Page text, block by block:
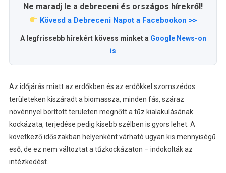
Ne maradj le a debreceni és országos hírekről!
Kövesd a Debreceni Napot a Facebookon >>
A legfrissebb hírekért kövess minket a Google News-on
is
Az időjárás miatt az erdőkben és az erdőkkel szomszédos
területeken kiszáradt a biomassza, minden fás, száraz
növénnyel borított területen megnőtt a tűz kialakulásának
kockázata, terjedése pedig kisebb szélben is gyors lehet. A
következő időszakban helyenként várható ugyan kis mennyiségű
eső, de ez nem változtat a tűzkockázaton – indokolták az
intézkedést.